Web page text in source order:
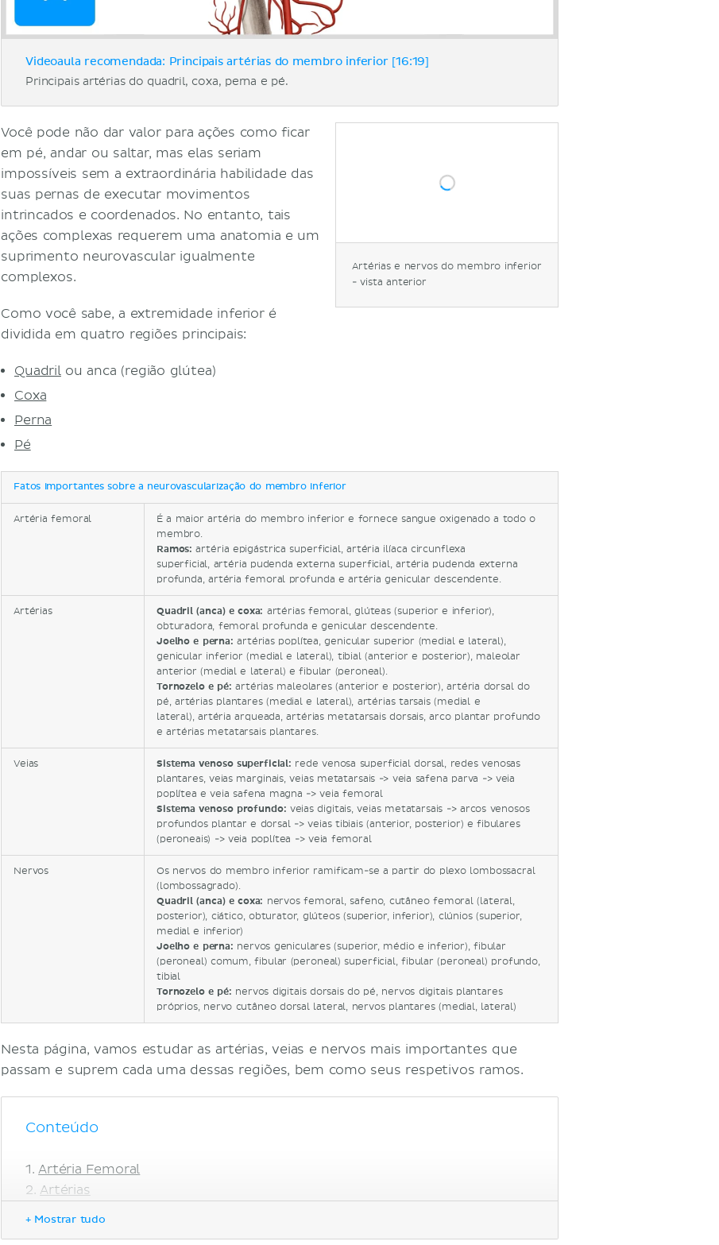
Videoaula recomendada: Principais artérias do membro inferior [16:19]
Principais artérias do quadril, coxa, perna e pé.
Artérias e nervos do membro inferior
- vista anterior
Você pode não dar valor para ações como ficar
em pé, andar ou saltar, mas elas seriam
impossíveis sem a extraordinária habilidade das
suas pernas de executar movimentos
intrincados e coordenados. No entanto, tais
ações complexas requerem uma anatomia e um
suprimento neurovascular igualmente
complexos.
Como você sabe, a extremidade inferior é
dividida em quatro regiões principais:
Quadrilou anca (região glútea)
Coxa
Perna
Pé
Fatos importantes sobre a neurovascularização do membro inferior
Artéria femoral
É a maior artéria do membro inferior e fornece sangue oxigenado a todo o
membro.
Ramos: artéria epigástrica superficial, artéria ilíaca circunflexa
superficial, artéria pudenda externa superficial, artéria pudenda externa
profunda, artéria femoral profunda e artéria genicular descendente.
Artérias Quadril (anca) e coxa: artérias femoral, glúteas (superior e inferior),
obturadora, femoral profunda e genicular descendente.
Joelho e perna: artérias poplítea, genicular superior (medial e lateral),
genicular inferior (medial e lateral), tibial (anterior e posterior), maleolar
anterior (medial e lateral) e fibular (peroneal).
Tornozelo e pé: artérias maleolares (anterior e posterior), artéria dorsal do
pé, artérias plantares (medial e lateral), artérias tarsais (medial e
lateral), artéria arqueada, artérias metatarsais dorsais, arco plantar profundo
e artérias metatarsais plantares.
Veias Sistema venoso superficial: rede venosa superficial dorsal, redes venosas
plantares, veias marginais, veias metatarsais -> veia safena parva -> veia
poplítea e veia safena magna -> veia femoral
Sistema venoso profundo: veias digitais, veias metatarsais -> arcos venosos
profundos plantar e dorsal -> veias tibiais (anterior, posterior) e fibulares
(peroneais) -> veia poplítea -> veia femoral
Nervos
Os nervos do membro inferior ramificam-se a partir do plexo lombossacral
(lombossagrado).
Quadril (anca) e coxa: nervos femoral, safeno, cutâneo femoral (lateral,
posterior), ciático, obturator, glúteos (superior, inferior), clúnios (superior,
medial e inferior)
Joelho e perna: nervos geniculares (superior, médio e inferior), fibular
(peroneal) comum, fibular (peroneal) superficial, fibular (peroneal) profundo,
tibial
Tornozelo e pé: nervos digitais dorsais do pé, nervos digitais plantares
próprios, nervo cutâneo dorsal lateral, nervos plantares (medial, lateral)
Nesta página, vamos estudar as artérias, veias e nervos mais importantes que
passam e suprem cada uma dessas regiões, bem como seus respetivos ramos.
Conteúdo
Artéria Femoral
Artérias
+ Mostrar tudo